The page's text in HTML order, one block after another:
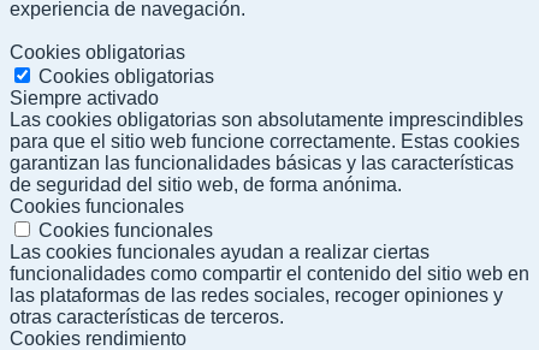
experiencia de navegación.
Cookies obligatorias
Cookies obligatorias
Siempre activado
Las cookies obligatorias son absolutamente imprescindibles
para que el sitio web funcione correctamente. Estas cookies
garantizan las funcionalidades básicas y las características
de seguridad del sitio web, de forma anónima.
Cookies funcionales
Cookies funcionales
Las cookies funcionales ayudan a realizar ciertas
funcionalidades como compartir el contenido del sitio web en
las plataformas de las redes sociales, recoger opiniones y
otras características de terceros.
Cookies rendimiento